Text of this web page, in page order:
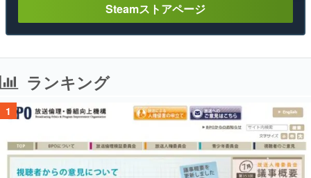
Steamストアページ
ランキング
1